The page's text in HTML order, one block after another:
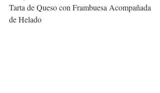
Tarta de Queso con Frambuesa Acompañada
de Helado